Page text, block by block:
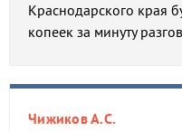
Краснодарского края
копеек за минуту
Чижиков А.С.